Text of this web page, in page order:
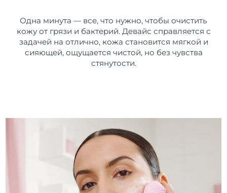
Одна минута — все, что нужно, чтобы очистить
кожу от грязи и бактерий. Девайс справляется с
задачей на отлично, кожа становится мягкой и
сияющей, ощущается чистой, но без чувства
стянутости.